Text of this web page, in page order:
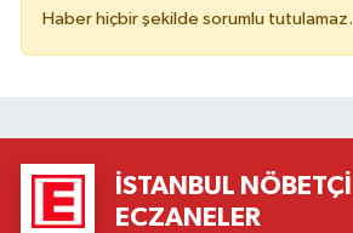
Haber hiçbir şekilde sorumlu tutulamaz.
İSTANBUL NÖBETÇI
ECZANELER